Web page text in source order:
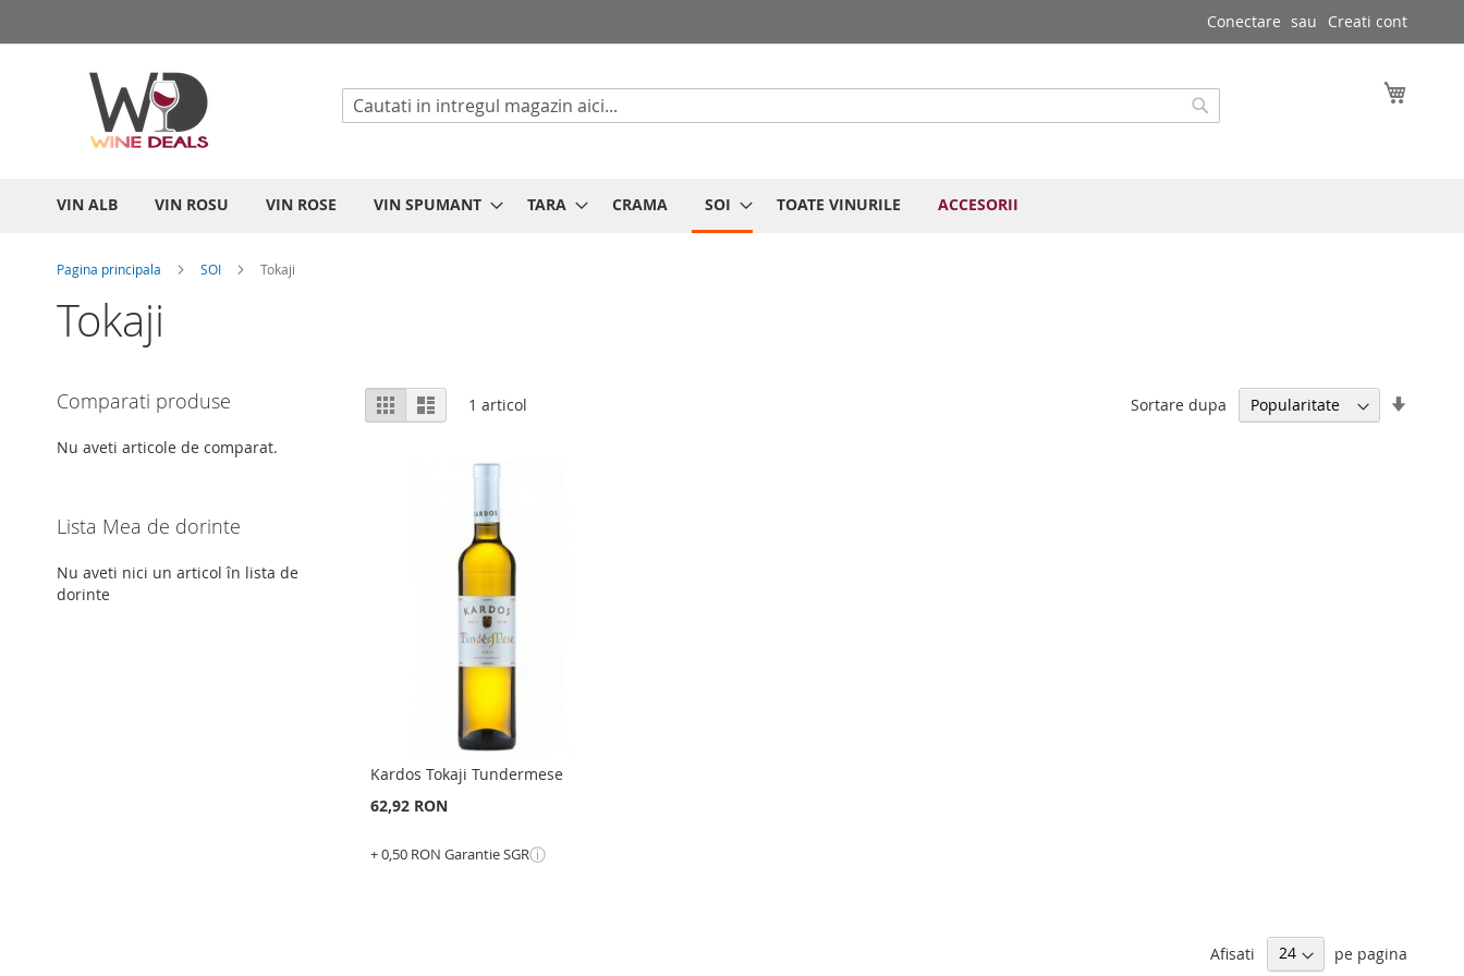
la
Conectare Creati cont
Cautare
VIN ALB VIN ROSU VIN ROSE VIN SPUMANT TARA CRAMA SOI TOATE VINURILE ACCESORII
Pagina principala SOI Tokaji
Tokaji
Vizualizare
ca
Grila List 1 articol Sortare dupa
Kardos Tokaji Tundermese
62,92 RON
+ 0,50 RON Garantie SGRⓘ
Afisati pe pagina
Comparati produse
Nu aveti articole de comparat.
Lista Mea de dorinte
Nu aveti nici un articol în lista de
dorinte